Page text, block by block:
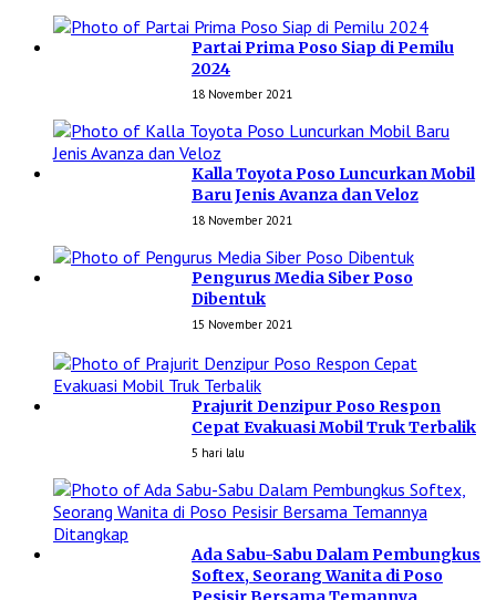
Partai Prima Poso Siap di Pemilu
2024
18 November 2021
Kalla Toyota Poso Luncurkan Mobil
Baru Jenis Avanza dan Veloz
18 November 2021
Pengurus Media Siber Poso
Dibentuk
15 November 2021
Prajurit Denzipur Poso Respon
Cepat Evakuasi Mobil Truk Terbalik
5 hari lalu
Ada Sabu-Sabu Dalam Pembungkus
Softex, Seorang Wanita di Poso